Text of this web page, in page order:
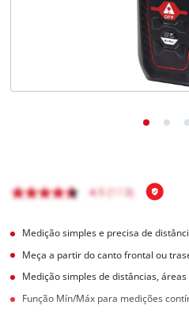
Medição simples e precisa de
Meça a partir do canto frontal ou
Medição simples de distâncias,
Função Mín/Máx para medições